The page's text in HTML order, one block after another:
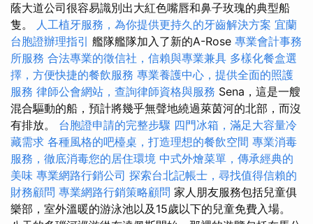
蔭大道公司很容易識別出大紅色嘴唇和鼻子玫瑰的典型船
隻。 人工植牙服務，為你提供更持久的牙齒解決方案 宜蘭
台胞證辦理指引 艦隊艦隊加入了新的A-Rose 專業會計事務
所服務 合法專業的徵信社，信賴與專業兼具 多樣化餐盒選
擇，方便快捷的餐飲服務 專業養護中心，提供全面的照護
服務 律師公會網站，查詢律師資格與服務 Sena，這是一艘
混合驅動的船，預計將幾乎無聲地繞過萊茵河的北部，而沒
有排放。 台胞證申請的完整步驟 四門冰箱，滿足大容量冷
藏需求 各種風格的吧檯桌，打造理想的餐飲空間 專業消毒
服務，徹底消毒您的居住環境 中式外燴菜單，傳承經典的
美味 專業網路行銷公司 探索台北記帳士，尋找值得信賴的
財務顧問 專業網路行銷策略顧問 家人朋友服務包括兒童俱
樂部，室外溫暖的游泳池以及15歲以下的兒童免費入場。